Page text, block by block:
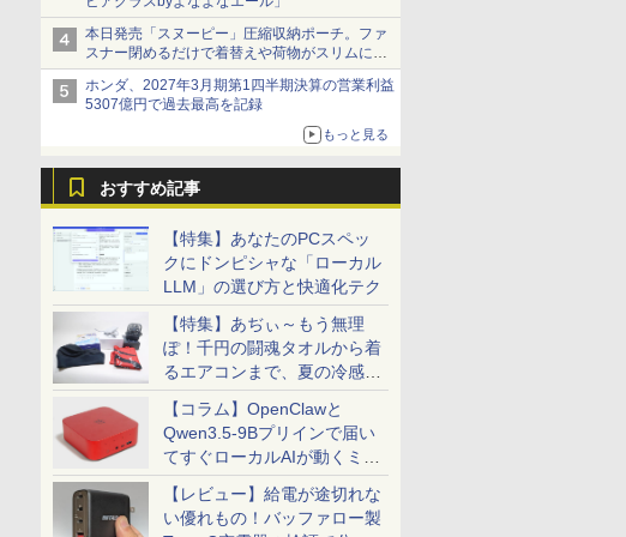
本日発売「スヌーピー」圧縮収納ポーチ。ファ
スナー閉めるだけで着替えや荷物がスリムにま
とまる
ホンダ、2027年3月期第1四半期決算の営業利益
5307億円で過去最高を記録
もっと見る
おすすめ記事
【特集】あなたのPCスペッ
クにドンピシャな「ローカル
LLM」の選び方と快適化テク
【特集】あぢぃ～もう無理
ぽ！千円の闘魂タオルから着
るエアコンまで、夏の冷感グ
ッズ一挙紹介
【コラム】OpenClawと
Qwen3.5-9Bプリインで届い
てすぐローカルAIが動くミニ
PC「SER9 Pro」
【レビュー】給電が途切れな
い優れもの！バッファロー製